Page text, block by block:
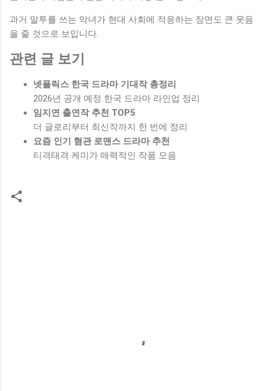
과거 말투를 쓰는 악녀가 현대 사회에 적응하는 장면도 큰 웃음
을 줄 것으로 보입니다.
관련 글 보기
넷플릭스 한국 드라마 기대작 총정리
2026년 공개 예정 한국 드라마 라인업 정리
임지연 출연작 추천 TOP5
더 글로리부터 최신작까지 한 번에 정리
요즘 인기 혐관 로맨스 드라마 추천
티격태격 케미가 매력적인 작품 모음